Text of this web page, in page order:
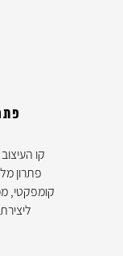
פתרון
קומפקטי,